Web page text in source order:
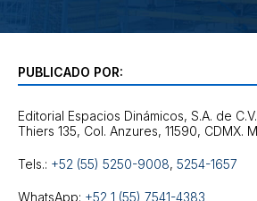
PUBLICADO POR:
Editorial Espacios Dinámicos, S.A. de C.V.
Tels.: +52 (55) 5250-9008, 5254-1657
WhatsApp: +52 1 (55) 7541-4383